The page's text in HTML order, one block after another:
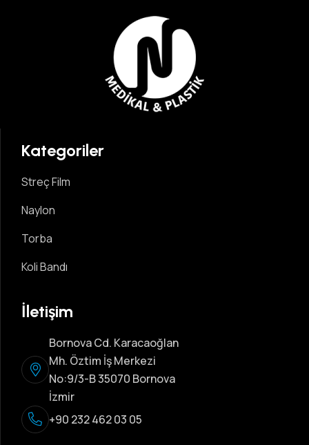
Kategoriler
Streç Film
Naylon
Torba
Koli Bandı
İletişim
Bornova Cd. Karacaoğlan
Mh. Öztim İş Merkezi
No:9/3-B 35070 Bornova
İzmir
+90 232 462 03 05